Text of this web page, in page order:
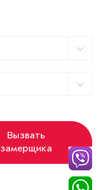
Вызвать
замерщика